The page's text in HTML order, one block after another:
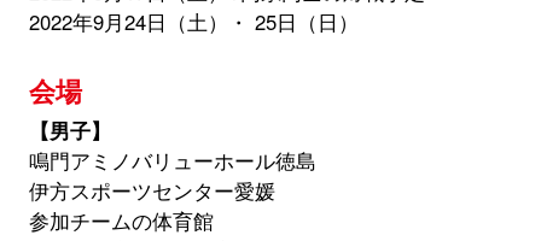
2022年9月24日（土）・ 25日（日）
会場
【男子】
鳴門アミノバリューホール徳島
伊方スポーツセンター愛媛
参加チームの体育館